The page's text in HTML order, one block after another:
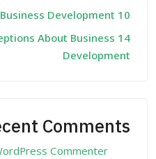
10 Quick Tips About Business Development
About Business
Development
Comments
Commenter